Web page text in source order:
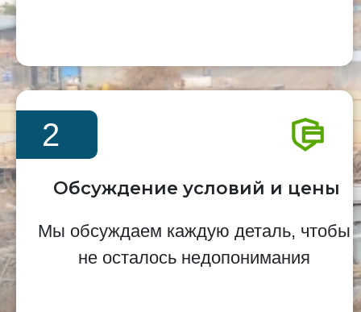
2
Обсуждение условий и цены
Мы обсуждаем каждую деталь, чтобы
не осталось недопонимания